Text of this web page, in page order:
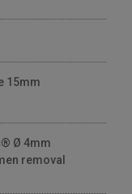
15mm
Ø 4mm
removal